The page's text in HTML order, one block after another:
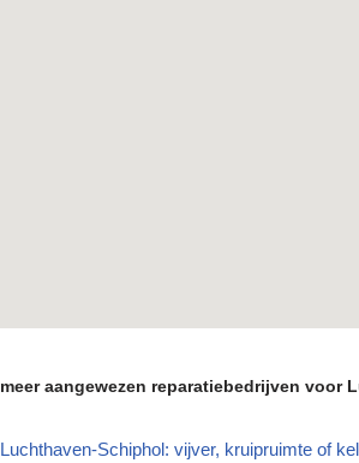
meer aangewezen reparatiebedrijven voor
Luchthaven-Schiphol: vijver, kruipruimte of